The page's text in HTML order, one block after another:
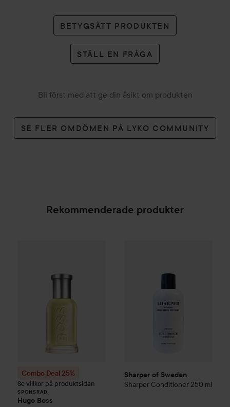
BETYGSÄTT PRODUKTEN
STÄLL EN FRÅGA
Bli först med att ge din åsikt om produkten
SE FLER OMDÖMEN PÅ LYKO COMMUNITY
Rekommenderade produkter
Combo Deal 25%
Se villkor på produktsidan
SPONSRAD
Hugo Boss
Sharper of Sweden
Sharper Conditioner 250 ml